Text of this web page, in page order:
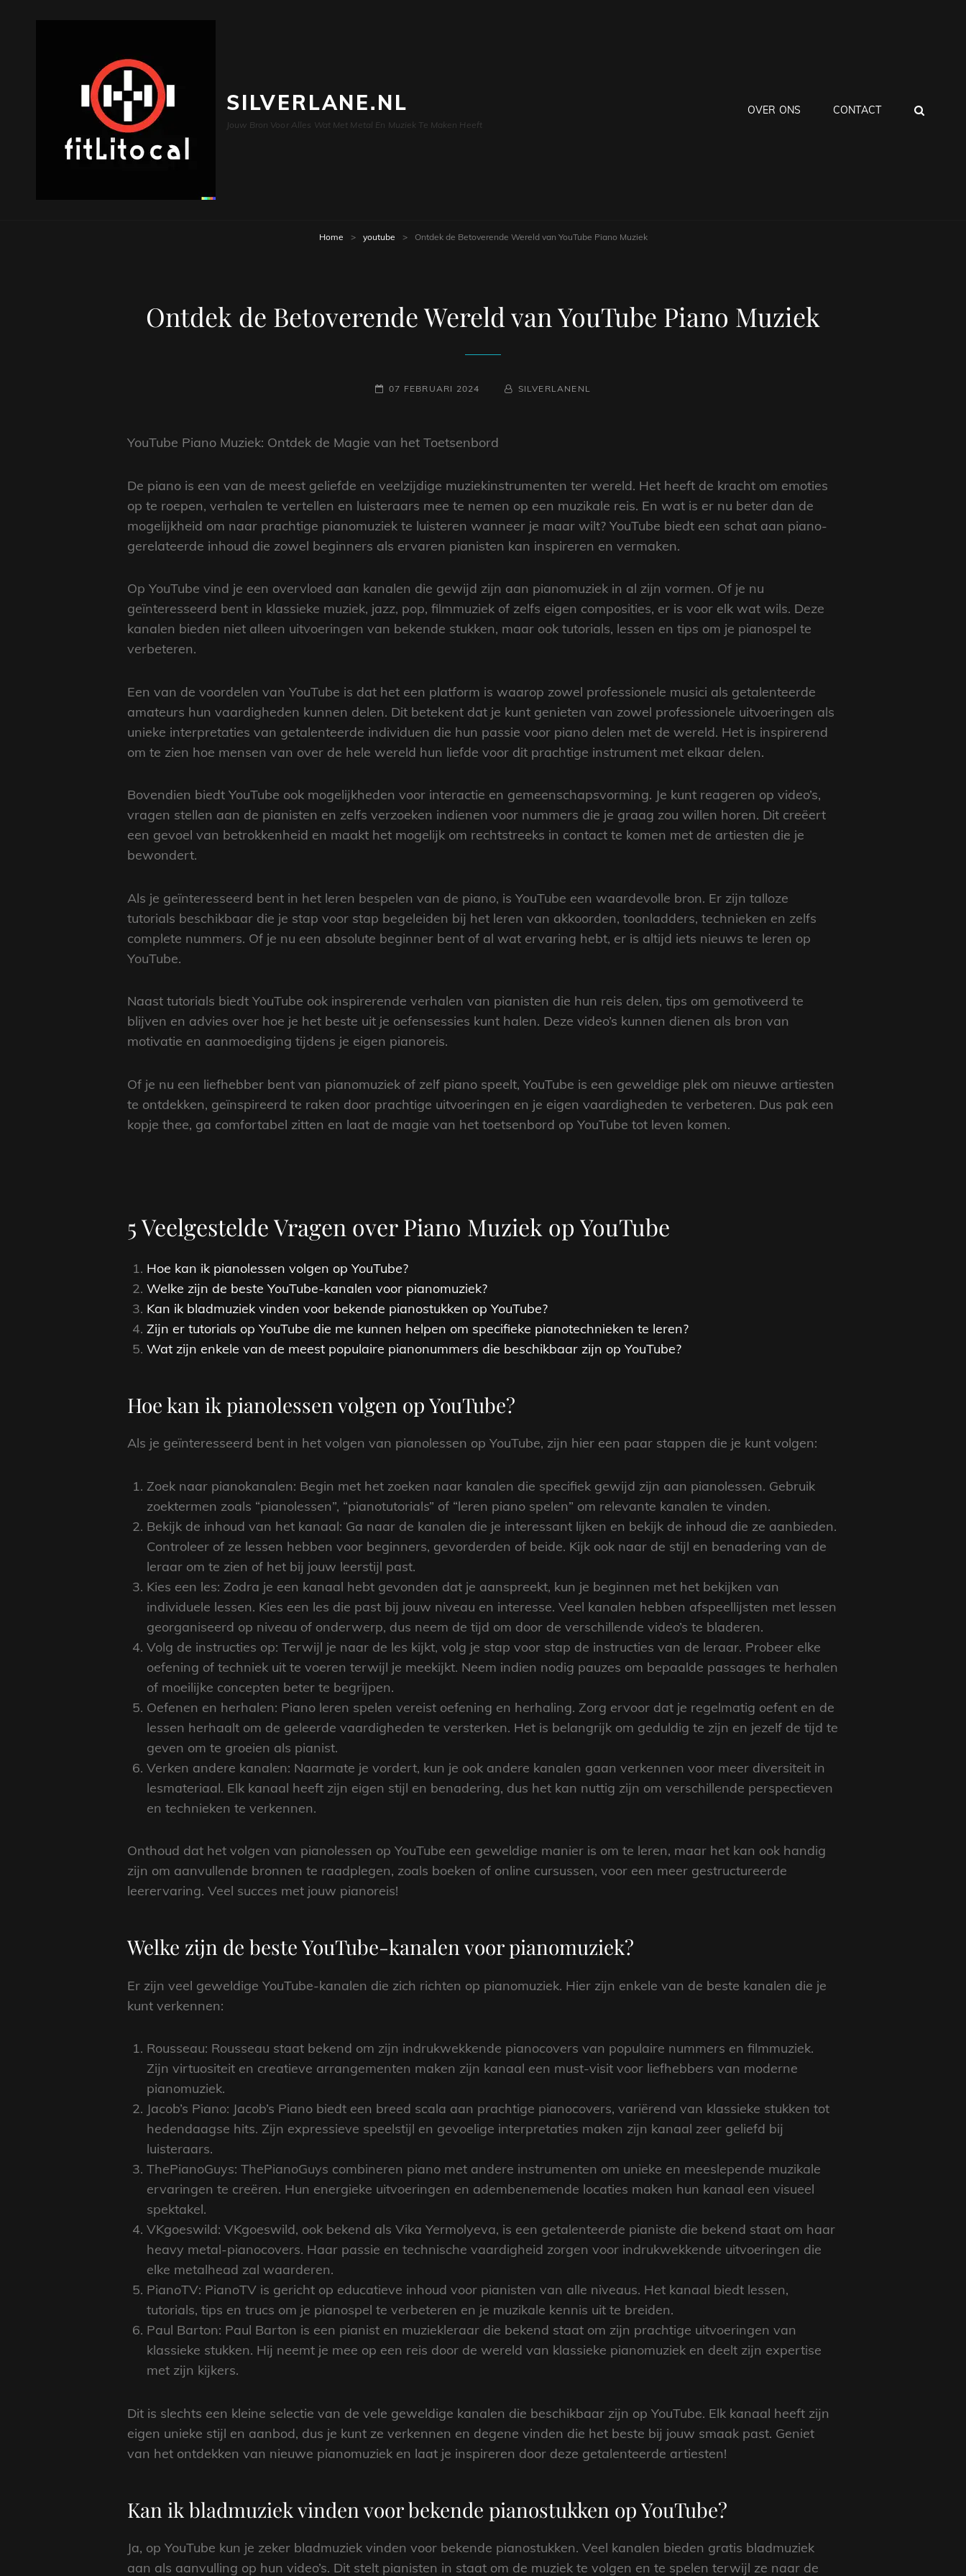
SILVERLANE.NL
Jouw Bron Voor Alles Wat Met Metal En Muziek Te Maken Heeft
OVER ONS CONTACT
Home > youtube > Ontdek de Betoverende Wereld van YouTube Piano Muziek
Ontdek de Betoverende Wereld van YouTube Piano Muziek
GEPLAATST
07 FEBRUARI 2024 NAAMREGEL
BYLINE
SILVERLANENL
YouTube Piano Muziek: Ontdek de Magie van het Toetsenbord
De piano is een van de meest geliefde en veelzijdige muziekinstrumenten ter wereld. Het heeft de kracht om emoties
op te roepen, verhalen te vertellen en luisteraars mee te nemen op een muzikale reis. En wat is er nu beter dan de
mogelijkheid om naar prachtige pianomuziek te luisteren wanneer je maar wilt? YouTube biedt een schat aan piano-
gerelateerde inhoud die zowel beginners als ervaren pianisten kan inspireren en vermaken.
Op YouTube vind je een overvloed aan kanalen die gewijd zijn aan pianomuziek in al zijn vormen. Of je nu
geïnteresseerd bent in klassieke muziek, jazz, pop, filmmuziek of zelfs eigen composities, er is voor elk wat wils. Deze
kanalen bieden niet alleen uitvoeringen van bekende stukken, maar ook tutorials, lessen en tips om je pianospel te
verbeteren.
Een van de voordelen van YouTube is dat het een platform is waarop zowel professionele musici als getalenteerde
amateurs hun vaardigheden kunnen delen. Dit betekent dat je kunt genieten van zowel professionele uitvoeringen als
unieke interpretaties van getalenteerde individuen die hun passie voor piano delen met de wereld. Het is inspirerend
om te zien hoe mensen van over de hele wereld hun liefde voor dit prachtige instrument met elkaar delen.
Bovendien biedt YouTube ook mogelijkheden voor interactie en gemeenschapsvorming. Je kunt reageren op video’s,
vragen stellen aan de pianisten en zelfs verzoeken indienen voor nummers die je graag zou willen horen. Dit creëert
een gevoel van betrokkenheid en maakt het mogelijk om rechtstreeks in contact te komen met de artiesten die je
bewondert.
Als je geïnteresseerd bent in het leren bespelen van de piano, is YouTube een waardevolle bron. Er zijn talloze
tutorials beschikbaar die je stap voor stap begeleiden bij het leren van akkoorden, toonladders, technieken en zelfs
complete nummers. Of je nu een absolute beginner bent of al wat ervaring hebt, er is altijd iets nieuws te leren op
YouTube.
Naast tutorials biedt YouTube ook inspirerende verhalen van pianisten die hun reis delen, tips om gemotiveerd te
blijven en advies over hoe je het beste uit je oefensessies kunt halen. Deze video’s kunnen dienen als bron van
motivatie en aanmoediging tijdens je eigen pianoreis.
Of je nu een liefhebber bent van pianomuziek of zelf piano speelt, YouTube is een geweldige plek om nieuwe artiesten
te ontdekken, geïnspireerd te raken door prachtige uitvoeringen en je eigen vaardigheden te verbeteren. Dus pak een
kopje thee, ga comfortabel zitten en laat de magie van het toetsenbord op YouTube tot leven komen.
5 Veelgestelde Vragen over Piano Muziek op YouTube
Hoe kan ik pianolessen volgen op YouTube?
Welke zijn de beste YouTube-kanalen voor pianomuziek?
Kan ik bladmuziek vinden voor bekende pianostukken op YouTube?
Zijn er tutorials op YouTube die me kunnen helpen om specifieke pianotechnieken te leren?
Wat zijn enkele van de meest populaire pianonummers die beschikbaar zijn op YouTube?
Hoe kan ik pianolessen volgen op YouTube?
Als je geïnteresseerd bent in het volgen van pianolessen op YouTube, zijn hier een paar stappen die je kunt volgen:
Zoek naar pianokanalen: Begin met het zoeken naar kanalen die specifiek gewijd zijn aan pianolessen. Gebruik
zoektermen zoals “pianolessen”, “pianotutorials” of “leren piano spelen” om relevante kanalen te vinden.
Bekijk de inhoud van het kanaal: Ga naar de kanalen die je interessant lijken en bekijk de inhoud die ze aanbieden.
Controleer of ze lessen hebben voor beginners, gevorderden of beide. Kijk ook naar de stijl en benadering van de
leraar om te zien of het bij jouw leerstijl past.
Kies een les: Zodra je een kanaal hebt gevonden dat je aanspreekt, kun je beginnen met het bekijken van
individuele lessen. Kies een les die past bij jouw niveau en interesse. Veel kanalen hebben afspeellijsten met lessen
georganiseerd op niveau of onderwerp, dus neem de tijd om door de verschillende video’s te bladeren.
Volg de instructies op: Terwijl je naar de les kijkt, volg je stap voor stap de instructies van de leraar. Probeer elke
oefening of techniek uit te voeren terwijl je meekijkt. Neem indien nodig pauzes om bepaalde passages te herhalen
of moeilijke concepten beter te begrijpen.
Oefenen en herhalen: Piano leren spelen vereist oefening en herhaling. Zorg ervoor dat je regelmatig oefent en de
lessen herhaalt om de geleerde vaardigheden te versterken. Het is belangrijk om geduldig te zijn en jezelf de tijd te
geven om te groeien als pianist.
Verken andere kanalen: Naarmate je vordert, kun je ook andere kanalen gaan verkennen voor meer diversiteit in
lesmateriaal. Elk kanaal heeft zijn eigen stijl en benadering, dus het kan nuttig zijn om verschillende perspectieven
en technieken te verkennen.
Onthoud dat het volgen van pianolessen op YouTube een geweldige manier is om te leren, maar het kan ook handig
zijn om aanvullende bronnen te raadplegen, zoals boeken of online cursussen, voor een meer gestructureerde
leerervaring. Veel succes met jouw pianoreis!
Welke zijn de beste YouTube-kanalen voor pianomuziek?
Er zijn veel geweldige YouTube-kanalen die zich richten op pianomuziek. Hier zijn enkele van de beste kanalen die je
kunt verkennen:
Rousseau: Rousseau staat bekend om zijn indrukwekkende pianocovers van populaire nummers en filmmuziek.
Zijn virtuositeit en creatieve arrangementen maken zijn kanaal een must-visit voor liefhebbers van moderne
pianomuziek.
Jacob’s Piano: Jacob’s Piano biedt een breed scala aan prachtige pianocovers, variërend van klassieke stukken tot
hedendaagse hits. Zijn expressieve speelstijl en gevoelige interpretaties maken zijn kanaal zeer geliefd bij
luisteraars.
ThePianoGuys: ThePianoGuys combineren piano met andere instrumenten om unieke en meeslepende muzikale
ervaringen te creëren. Hun energieke uitvoeringen en adembenemende locaties maken hun kanaal een visueel
spektakel.
VKgoeswild: VKgoeswild, ook bekend als Vika Yermolyeva, is een getalenteerde pianiste die bekend staat om haar
heavy metal-pianocovers. Haar passie en technische vaardigheid zorgen voor indrukwekkende uitvoeringen die
elke metalhead zal waarderen.
PianoTV: PianoTV is gericht op educatieve inhoud voor pianisten van alle niveaus. Het kanaal biedt lessen,
tutorials, tips en trucs om je pianospel te verbeteren en je muzikale kennis uit te breiden.
Paul Barton: Paul Barton is een pianist en muziekleraar die bekend staat om zijn prachtige uitvoeringen van
klassieke stukken. Hij neemt je mee op een reis door de wereld van klassieke pianomuziek en deelt zijn expertise
met zijn kijkers.
Dit is slechts een kleine selectie van de vele geweldige kanalen die beschikbaar zijn op YouTube. Elk kanaal heeft zijn
eigen unieke stijl en aanbod, dus je kunt ze verkennen en degene vinden die het beste bij jouw smaak past. Geniet
van het ontdekken van nieuwe pianomuziek en laat je inspireren door deze getalenteerde artiesten!
Kan ik bladmuziek vinden voor bekende pianostukken op YouTube?
Ja, op YouTube kun je zeker bladmuziek vinden voor bekende pianostukken. Veel kanalen bieden gratis bladmuziek
aan als aanvulling op hun video’s. Dit stelt pianisten in staat om de muziek te volgen en te spelen terwijl ze naar de